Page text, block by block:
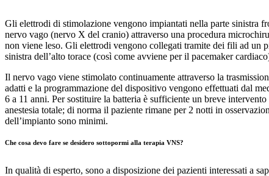
Gli elettrodi di stimolazione vengono impiantati nella parte sinistra
nervo vago (nervo X del cranio) attraverso una procedura
non viene leso. Gli elettrodi vengono collegati tramite dei fili ad un
sinistra dell’alto torace (così come avviene per il pacemaker
Il nervo vago viene stimolato continuamente attraverso la
adatti e la programmazione del dispositivo vengono effettuati dal
6 a 11 anni. Per sostituire la batteria è sufficiente un breve
anestesia totale; di norma il paziente rimane per 2 notti in
dell’impianto sono minimi.
Che cosa devo fare se desidero sottopormi alla terapia VNS?
In qualità di esperto, sono a disposizione dei pazienti interessati a